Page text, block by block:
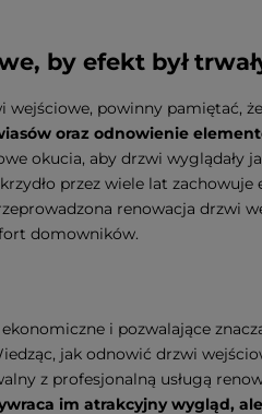
by efekt był
wejściowe, powinny pamiętać,
oraz odnowienie
okucia, aby drzwi wyglądały
przez wiele lat
renowacja drzwi
domowników.
i pozwalające
jak odnowić drzwi
z profesjonalną usługą
im atrakcyjny wygląd,